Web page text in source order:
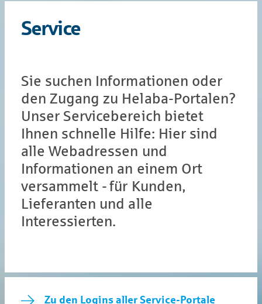
Service
Sie suchen Informationen oder
den Zugang zu Helaba-Portalen?
Unser Servicebereich bietet
Ihnen schnelle Hilfe: Hier sind
alle Webadressen und
Informationen an einem Ort
versammelt - für Kunden,
Lieferanten und alle
Interessierten.
Zu den Logins aller Service-Portale